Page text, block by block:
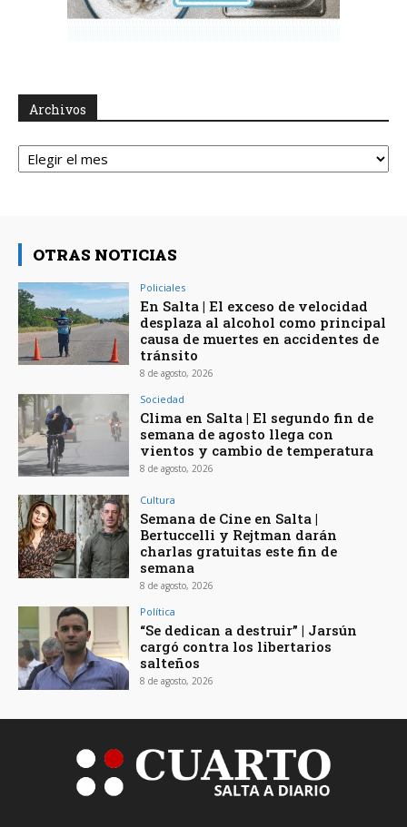
Archivos
Archivos
OTRAS NOTICIAS
Policiales
En Salta | El exceso de velocidad
desplaza al alcohol como principal
causa de muertes en accidentes de
tránsito
8 de agosto, 2026
Sociedad
Clima en Salta | El segundo fin de
semana de agosto llega con
vientos y cambio de temperatura
8 de agosto, 2026
Cultura
Semana de Cine en Salta |
Bertuccelli y Rejtman darán
charlas gratuitas este fin de
semana
8 de agosto, 2026
Política
“Se dedican a destruir” | Jarsún
cargó contra los libertarios
salteños
8 de agosto, 2026